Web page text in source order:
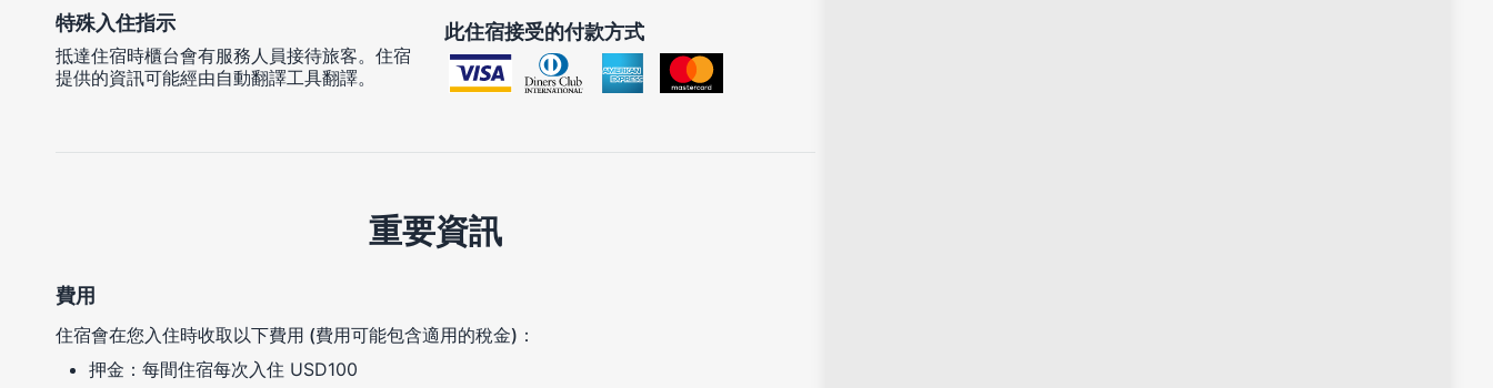
特殊入住指示
抵達住宿時櫃台會有服務人員接待旅客。住宿
提供的資訊可能經由自動翻譯工具翻譯。
此住宿接受的付款方式
重要資訊
費用
住宿會在您入住時收取以下費用 (費用可能包含適用的稅金)：
押金：每間住宿每次入住 USD100